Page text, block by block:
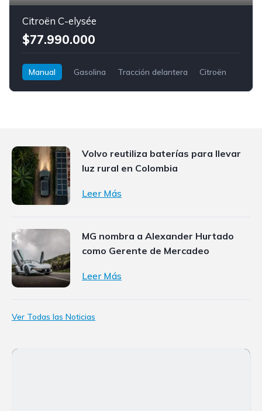
Citroën C-elysée
$77.990.000
Manual Gasolina Tracción delantera
Citroën
Volvo reutiliza baterías para llevar
luz rural en Colombia
Leer Más
MG nombra a Alexander Hurtado
como Gerente de Mercadeo
Leer Más
Ver Todas las Noticias